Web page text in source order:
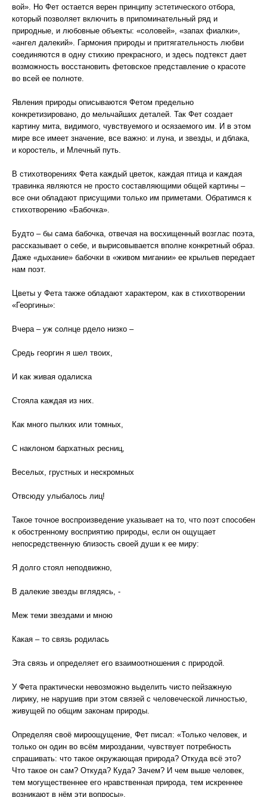
вой». Но Фет остается верен принципу эстетического отбора,
который позволяет включить в припоминательный ряд и
природные, и любовные объекты: «соловей», «запах фиалки»,
«ангел далекий». Гармония природы и притягательность любви
соединяются в одну стихию прекрасного, и здесь подтекст дает
возможность восстановить фетовское представление о красоте
во всей ее полноте.
Явления природы описываются Фетом предельно
конкретизировано, до мельчайших деталей. Так Фет создает
картину мита, видимого, чувствуемого и осязаемого им. И в этом
мире все имеет значение, все важно: и луна, и звезды, и дблака,
и коростель, и Млечный путь.
В стихотворениях Фета каждый цветок, каждая птица и каждая
травинка являются не просто составляющими общей картины –
все они обладают присущими только им приметами. Обратимся к
стихотворению «Бабочка».
Будто – бы сама бабочка, отвечая на восхищенный возглас поэта,
рассказывает о себе, и вырисовывается вполне конкретный образ.
Даже «дыхание» бабочки в «живом мигании» ее крыльев передает
нам поэт.
Цветы у Фета также обладают характером, как в стихотворении
«Георгины»:
Вчера – уж солнце рдело низко –
Средь георгин я шел твоих,
И как живая одалиска
Стояла каждая из них.
Как много пылких или томных,
С наклоном бархатных ресниц,
Веселых, грустных и нескромных
Отвсюду улыбалось лиц!
Такое точное воспроизведение указывает на то, что поэт способен
к обостренному восприятию природы, если он ощущает
непосредственную близость своей души к ее миру:
Я долго стоял неподвижно,
В далекие звезды вглядясь, -
Меж теми звездами и мною
Какая – то связь родилась
Эта связь и определяет его взаимоотношения с природой.
У Фета практически невозможно выделить чисто пейзажную
лирику, не нарушив при этом связей с человеческой личностью,
живущей по общим законам природы.
Определяя своё мироощущение, Фет писал: «Только человек, и
только он один во всём мироздании, чувствует потребность
спрашивать: что такое окружающая природа? Откуда всё это?
Что такое он сам? Откуда? Куда? Зачем? И чем выше человек,
тем могущественнее его нравственная природа, тем искреннее
возникают в нём эти вопросы».